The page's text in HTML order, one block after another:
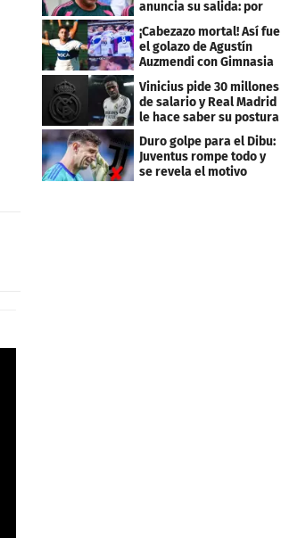
anuncia su salida: por
¡Cabezazo mortal! Así fue
el golazo de Agustín
Auzmendi con Gimnasia
Vinicius pide 30 millones
de salario y Real Madrid
le hace saber su postura
Duro golpe para el Dibu:
Juventus rompe todo y
se revela el motivo